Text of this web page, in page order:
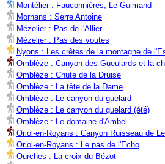
Montélier : Fauconnières, Le Guimand
Mornans : Serre Antoine
Mézelier : Pas de l'Allier
Mézelier : Pas des voutes
Nyons : Les crêtes de la montagne de
Omblèze : Canyon des Gueulards et la
Omblèze : Chute de la Druise
Omblèze : La tête de la Dame
Omblèze : Le canyon du guelard
Omblèze : Le canyon du guelard (été)
Omblèze : Le domaine d'Ambel
Oriol-en-Royans : Canyon Ruisseau de
Oriol-en-Royans : Le pas de l'Echo
Ourches : La croix du Bézot